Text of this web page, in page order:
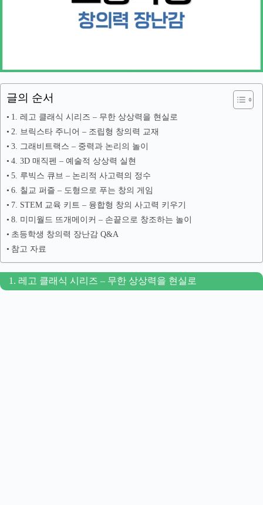
글의 순서
1. 레고 클래식 시리즈 – 무한 상상력을 현실로
2. 브릭스타 주니어 – 조립형 창의력 교재
3. 그래비트랙스 – 중력과 논리의 놀이
4. 3D 매직펜 – 예술적 상상력 실현
5. 루빅스 큐브 – 논리적 사고력의 정수
6. 칠교 퍼즐 – 도형으로 푸는 창의 게임
7. STEM 교육 키트 – 융합형 창의 사고력 키우기
8. 미미월드 뜨개메이커 – 손끝으로 창조하는 놀이
초등학생 창의력 장난감 Q&A
참고 자료
1. 레고 클래식 시리즈 – 무한 상상력을 현실로